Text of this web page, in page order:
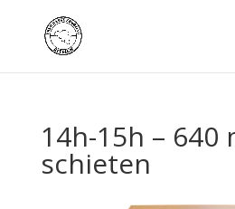
14h-15h – 640
schieten